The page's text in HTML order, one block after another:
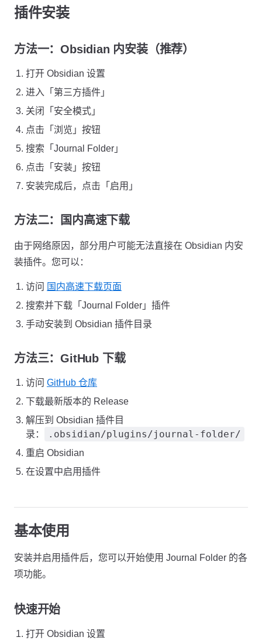
插件安装
方法一：Obsidian 内安装（推荐）
打开 Obsidian 设置
进入「第三方插件」
关闭「安全模式」
点击「浏览」按钮
搜索「Journal Folder」
点击「安装」按钮
安装完成后，点击「启用」
方法二：国内高速下载
由于网络原因，部分用户可能无法直接在 Obsidian 内安
装插件。您可以：
访问 国内高速下载页面
搜索并下载「Journal Folder」插件
手动安装到 Obsidian 插件目录
方法三：GitHub 下载
访问 GitHub 仓库
下载最新版本的 Release
解压到 Obsidian 插件目
录：
.obsidian/plugins/journal-folder/
重启 Obsidian
在设置中启用插件
基本使用
安装并启用插件后，您可以开始使用 Journal Folder 的各
项功能。
快速开始
打开 Obsidian 设置